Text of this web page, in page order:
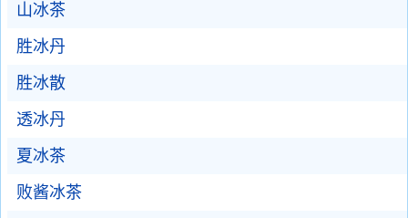
山冰茶
胜冰丹
胜冰散
透冰丹
夏冰茶
败酱冰茶